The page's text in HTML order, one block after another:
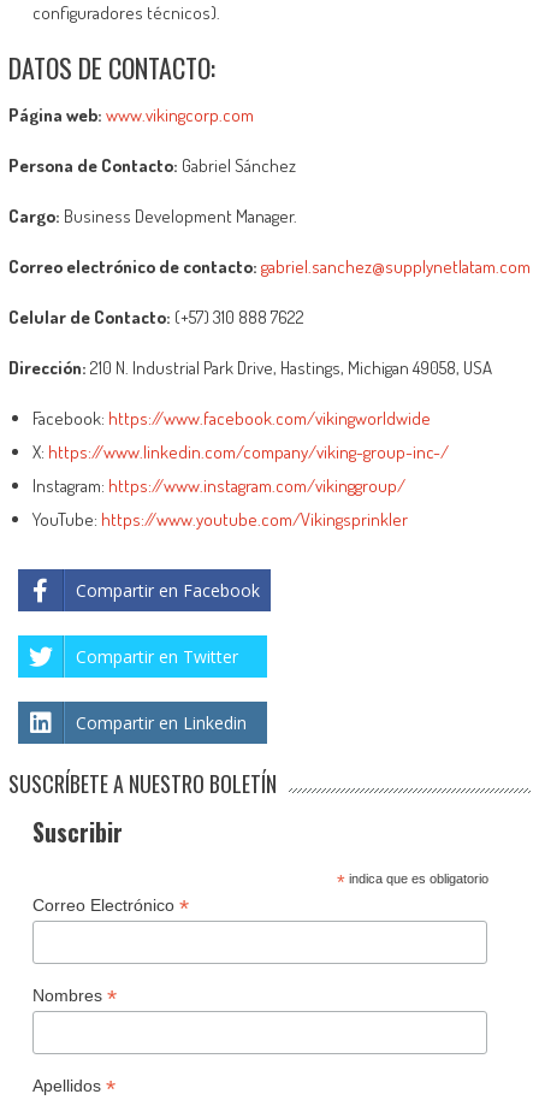
configuradores técnicos).
DATOS DE CONTACTO:
Página web: www.vikingcorp.com
Persona de Contacto: Gabriel Sánchez
Cargo: Business Development Manager.
Correo electrónico de contacto: gabriel.sanchez@supplynetlatam.com
Celular de Contacto: (+57) 310 888 7622
Dirección: 210 N. Industrial Park Drive, Hastings, Michigan 49058, USA
Facebook: https://www.facebook.com/vikingworldwide
X: https://www.linkedin.com/company/viking-group-inc-/
Instagram: https://www.instagram.com/vikinggroup/
YouTube: https://www.youtube.com/Vikingsprinkler
Compartir en Facebook
Compartir en Twitter
Compartir en Linkedin
SUSCRÍBETE A NUESTRO BOLETÍN
Suscribir
*indica que es obligatorio
Correo Electrónico *
Nombres *
Apellidos *